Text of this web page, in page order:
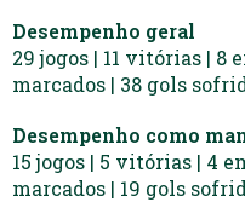
Desempenho geral
29 jogos | 11 vitórias | 8
marcados | 38 gols
Desempenho como
15 jogos | 5 vitórias | 4
marcados | 19 gols